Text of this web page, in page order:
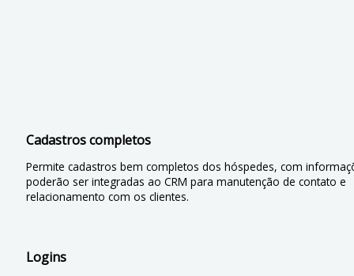
Cadastros completos
Permite cadastros bem completos dos hóspedes, com
poderão ser integradas ao CRM para manutenção de contato e
relacionamento com os clientes.
Logins